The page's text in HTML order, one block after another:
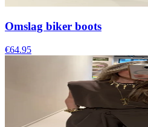
Omslag biker boots
€64.95